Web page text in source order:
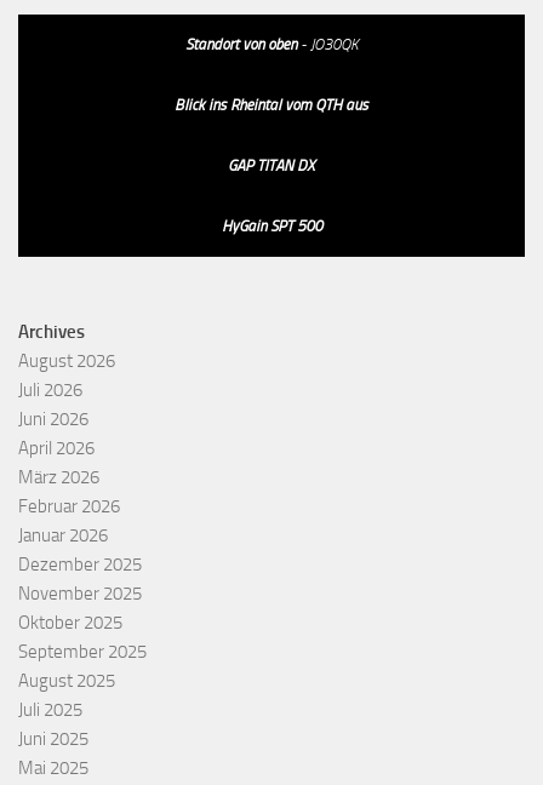
Standort von oben- JO30QK
Blick ins Rheintal vom QTH aus
GAP TITAN DX
HyGain SPT 500
Archives
August 2026
Juli 2026
Juni 2026
April 2026
März 2026
Februar 2026
Januar 2026
Dezember 2025
November 2025
Oktober 2025
September 2025
August 2025
Juli 2025
Juni 2025
Mai 2025